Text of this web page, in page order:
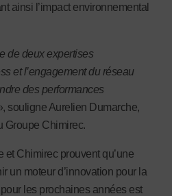
ainsi l’impact environnemental
de deux expertises
et l’engagement du réseau
des performances
souligne Aurelien Dumarche,
Groupe Chimirec.
et Chimirec prouvent qu’une
un moteur d’innovation pour la
les prochaines années est